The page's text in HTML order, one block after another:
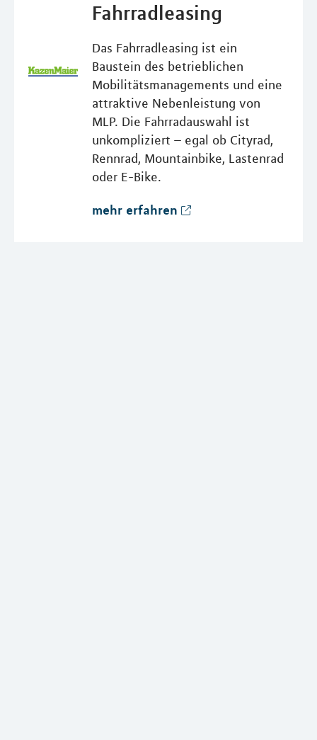
Fahrradleasing
Das Fahrradleasing ist ein
Baustein des betrieblichen
Mobilitätsmanagements und eine
attraktive Nebenleistung von
MLP. Die Fahrradauswahl ist
unkompliziert – egal ob Cityrad,
Rennrad, Mountainbike, Lastenrad
oder E-Bike.
mehr erfahren